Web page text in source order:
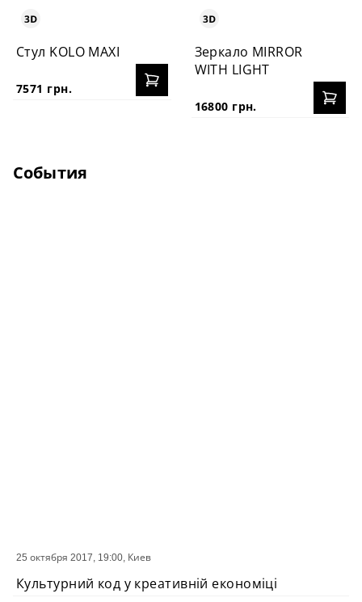
Стул KOLO MAXI
7571 грн.
Зеркало MIRROR
WITH LIGHT
16800 грн.
События
СОБЫТИЕ
25 октября 2017, 19:00, Киев
Культурний код у креативній економіці